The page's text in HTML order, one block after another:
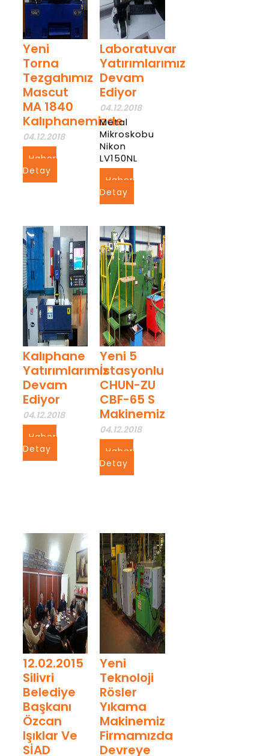
Haber
Detay
Yeni
Torna
Tezgahımız
Mascut
MA 1840
Kalıphanemizde
04.12.2018
Haber
Detay
Laboratuvar
Yatırımlarımız
Devam
Ediyor
04.12.2018
Metal
Mikroskobu
Nikon
LV150NL
Haber
Detay
Kalıphane
Yatırımlarımız
Devam
Ediyor
04.12.2018
Haber
Detay
Yeni 5
İstasyonlu
CHUN-ZU
CBF-65 S
Makinemiz
04.12.2018
Haber
Detay
12.02.2015
Silivri
Belediye
Başkanı
Özcan
Işıklar Ve
SİAD
Yeni
Teknoloji
Rösler
Yıkama
Makinemiz
Firmamızda
Devreye